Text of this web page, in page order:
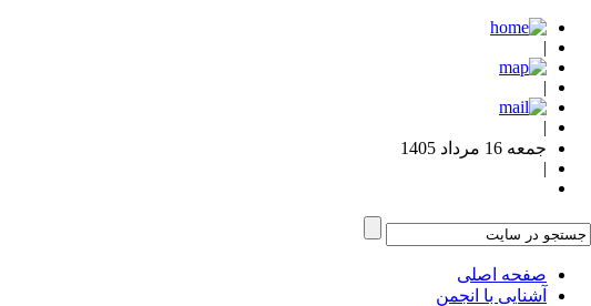
|
|
|
جمعه 16 مرداد 1405
|
صفحه اصلی
آشنایی با انجمن